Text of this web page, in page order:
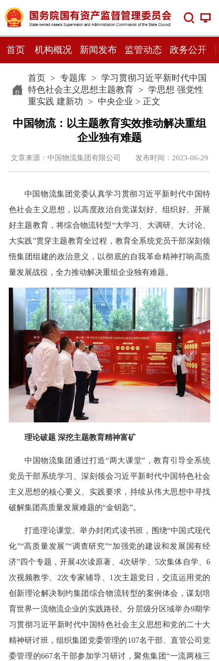
首页 机构概况 新闻发布 监管动态 政务公开
首页> 专题库> 学习贯彻习近平新时代中国
特色社会主义思想主题教育> 学思想 强党性
重实践 建新功 > 中央企业 > 正文
中国物流：以主题教育实效推动解决重组
企业独有难题
文章来源：中国物流集团有限公司 发布时间：2023-06-29
中国物流集团党委认真学习贯彻习近平新时代中国特
色社会主义思想，以高度政治自觉谋划好、组织好、开展
好主题教育，将综合物流转型“大学习、大调研、大讨论、
大实践”贯穿主题教育全过程，教育全系统党员干部深刻领
悟集团组建的政治意义，以彻底的自我革命精神打响高质
量发展战役，全力推动解决重组企业独有难题。
理论破题 深挖主题教育精神富矿
中国物流集团通过打造“两大课堂”，教育引导全系统
党员干部系统学习、深刻领会习近平新时代中国特色社会
主义思想的核心要义、实践要求，持续从伟大思想中寻找
破解集团高质量发展难题的“金钥匙”。
打造理论课堂。举办封闭式读书班，围绕“中国式现代
化”“高质量发展”“调查研究”“加强党的建设和发展国有经
济”四个专题，开展4次读原著、4次研学、5次集体自学、6
次视频教学、2次专家辅导、1次主题党日，交流运用党的
创新理论解决制约集团综合物流转型的案例体会，谋划培
育世界一流物流企业的实践路径。分层级分区域举办9期学
习贯彻习近平新时代中国特色社会主义思想和党的二十大
精神研讨班，组织集团党委管理的107名干部、直管公司党
委管理的667名干部参加学习研讨，聚焦集团“一流两核三